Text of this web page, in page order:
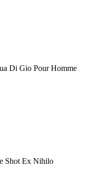
Di Gio Pour Homme
Shot Ex Nihilo